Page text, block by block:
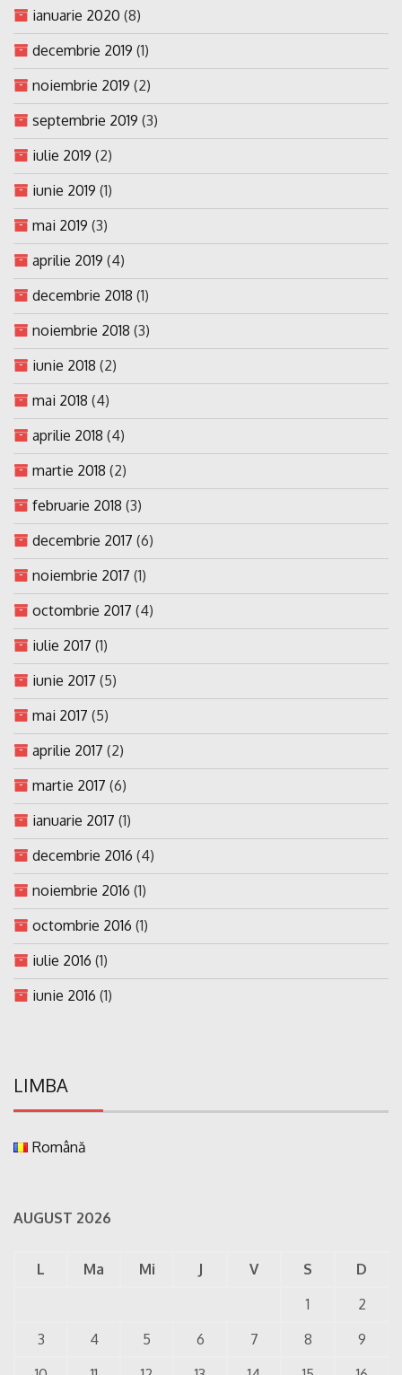
ianuarie 2020 (8)
decembrie 2019 (1)
noiembrie 2019 (2)
septembrie 2019 (3)
iulie 2019 (2)
iunie 2019 (1)
mai 2019 (3)
aprilie 2019 (4)
decembrie 2018 (1)
noiembrie 2018 (3)
iunie 2018 (2)
mai 2018 (4)
aprilie 2018 (4)
martie 2018 (2)
februarie 2018 (3)
decembrie 2017 (6)
noiembrie 2017 (1)
octombrie 2017 (4)
iulie 2017 (1)
iunie 2017 (5)
mai 2017 (5)
aprilie 2017 (2)
martie 2017 (6)
ianuarie 2017 (1)
decembrie 2016 (4)
noiembrie 2016 (1)
octombrie 2016 (1)
iulie 2016 (1)
iunie 2016 (1)
LIMBA
Română
AUGUST 2026
L Ma Mi J V S
D
1
2
3
4 5 6 7 8
9